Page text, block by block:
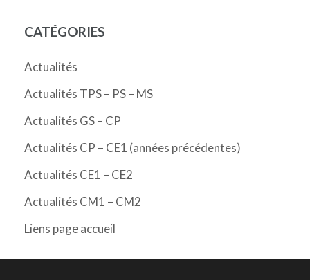
CATÉGORIES
Actualités
Actualités TPS – PS – MS
Actualités GS – CP
Actualités CP – CE1 (années précédentes)
Actualités CE1 – CE2
Actualités CM1 – CM2
Liens page accueil